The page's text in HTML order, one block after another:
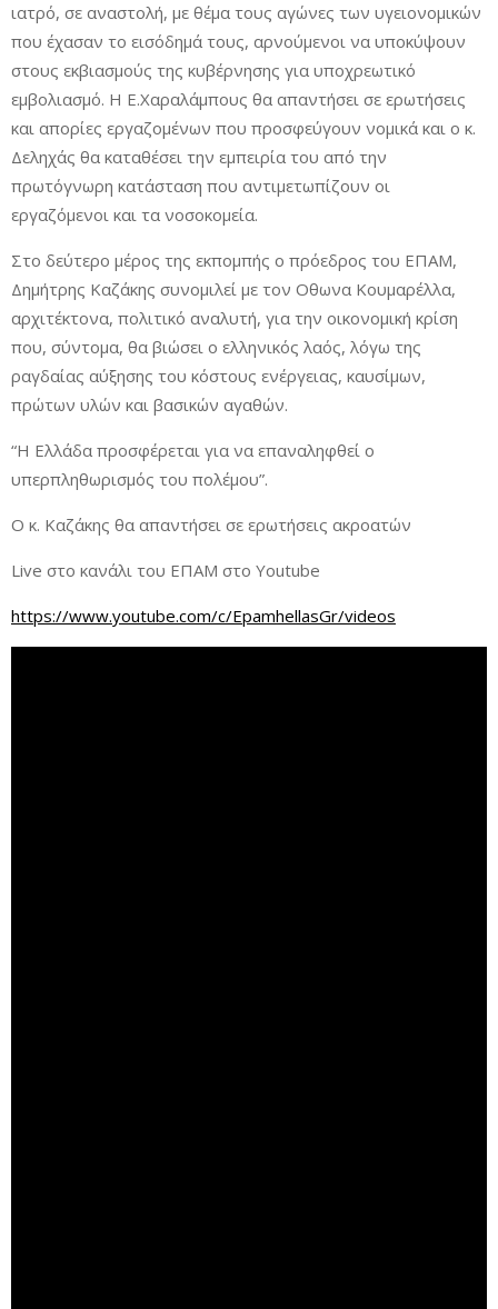
ιατρό, σε αναστολή, με θέμα τους αγώνες των υγειονομικών
που έχασαν το εισόδημά τους, αρνούμενοι να υποκύψουν
στους εκβιασμούς της κυβέρνησης για υποχρεωτικό
εμβολιασμό. Η Ε.Χαραλάμπους θα απαντήσει σε ερωτήσεις
και απορίες εργαζομένων που προσφεύγουν νομικά και ο κ.
Δεληχάς θα καταθέσει την εμπειρία του από την
πρωτόγνωρη κατάσταση που αντιμετωπίζουν οι
εργαζόμενοι και τα νοσοκομεία.
Στο δεύτερο μέρος της εκπομπής ο πρόεδρος του ΕΠΑΜ,
Δημήτρης Καζάκης συνομιλεί με τον Οθωνα Κουμαρέλλα,
αρχιτέκτονα, πολιτικό αναλυτή, για την οικονομική κρίση
που, σύντομα, θα βιώσει ο ελληνικός λαός, λόγω της
ραγδαίας αύξησης του κόστους ενέργειας, καυσίμων,
πρώτων υλών και βασικών αγαθών.
“Η Ελλάδα προσφέρεται για να επαναληφθεί ο
υπερπληθωρισμός του πολέμου”.
Ο κ. Καζάκης θα απαντήσει σε ερωτήσεις ακροατών
Live στο κανάλι του ΕΠΑΜ στο Youtube
https://www.youtube.com/c/EpamhellasGr/videos